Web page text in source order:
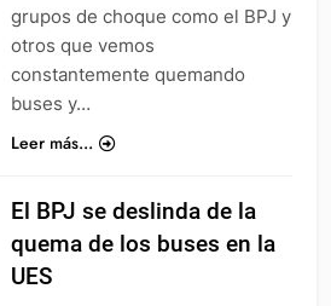
grupos de choque como el BPJ y
otros que vemos
constantemente quemando
buses y…
Leer más...
El BPJ se deslinda de la
quema de los buses en la
UES